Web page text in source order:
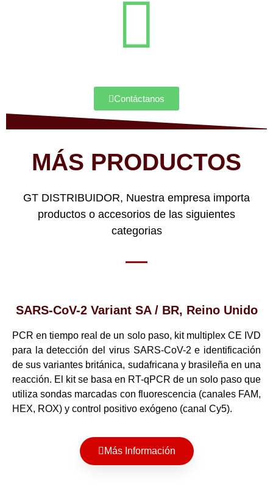
Contáctanos
MÁS PRODUCTOS
GT DISTRIBUIDOR, Nuestra empresa importa
productos o accesorios de las siguientes
categorias
SARS-CoV-2 Variant SA / BR, Reino Unido
PCR en tiempo real de un solo paso, kit multiplex CE IVD
para la detección del virus SARS-CoV-2 e identificación
de sus variantes británica, sudafricana y brasileña en una
reacción. El kit se basa en RT-qPCR de un solo paso que
utiliza sondas marcadas con fluorescencia (canales FAM,
HEX, ROX) y control positivo exógeno (canal Cy5).
Más Información